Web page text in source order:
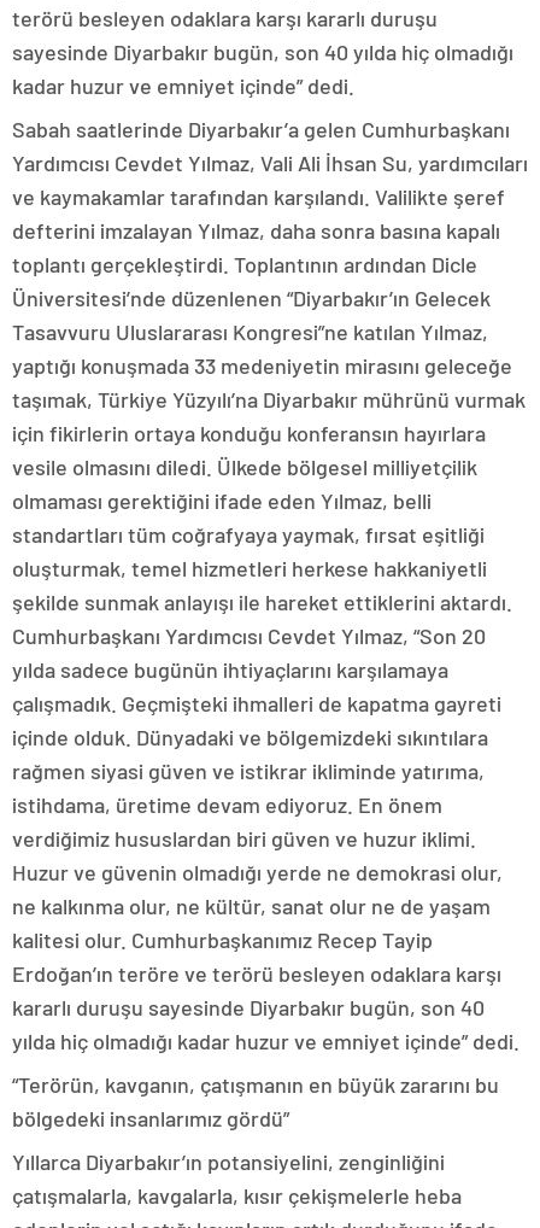
terörü besleyen odaklara karşı kararlı duruşu
sayesinde Diyarbakır bugün, son 40 yılda hiç olmadığı
kadar huzur ve emniyet içinde” dedi.
Sabah saatlerinde Diyarbakır’a gelen Cumhurbaşkanı
Yardımcısı Cevdet Yılmaz, Vali Ali İhsan Su, yardımcıları
ve kaymakamlar tarafından karşılandı. Valilikte şeref
defterini imzalayan Yılmaz, daha sonra basına kapalı
toplantı gerçekleştirdi. Toplantının ardından Dicle
Üniversitesi’nde düzenlenen “Diyarbakır’ın Gelecek
Tasavvuru Uluslararası Kongresi”ne katılan Yılmaz,
yaptığı konuşmada 33 medeniyetin mirasını geleceğe
taşımak, Türkiye Yüzyılı’na Diyarbakır mührünü vurmak
için fikirlerin ortaya konduğu konferansın hayırlara
vesile olmasını diledi. Ülkede bölgesel milliyetçilik
olmaması gerektiğini ifade eden Yılmaz, belli
standartları tüm coğrafyaya yaymak, fırsat eşitliği
oluşturmak, temel hizmetleri herkese hakkaniyetli
şekilde sunmak anlayışı ile hareket ettiklerini aktardı.
Cumhurbaşkanı Yardımcısı Cevdet Yılmaz, “Son 20
yılda sadece bugünün ihtiyaçlarını karşılamaya
çalışmadık. Geçmişteki ihmalleri de kapatma gayreti
içinde olduk. Dünyadaki ve bölgemizdeki sıkıntılara
rağmen siyasi güven ve istikrar ikliminde yatırıma,
istihdama, üretime devam ediyoruz. En önem
verdiğimiz hususlardan biri güven ve huzur iklimi.
Huzur ve güvenin olmadığı yerde ne demokrasi olur,
ne kalkınma olur, ne kültür, sanat olur ne de yaşam
kalitesi olur. Cumhurbaşkanımız Recep Tayip
Erdoğan’ın teröre ve terörü besleyen odaklara karşı
kararlı duruşu sayesinde Diyarbakır bugün, son 40
yılda hiç olmadığı kadar huzur ve emniyet içinde” dedi.
“Terörün, kavganın, çatışmanın en büyük zararını bu
bölgedeki insanlarımız gördü”
Yıllarca Diyarbakır’ın potansiyelini, zenginliğini
çatışmalarla, kavgalarla, kısır çekişmelerle heba